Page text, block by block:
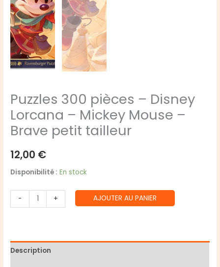
Puzzles 300 pièces – Disney
Lorcana – Mickey Mouse –
Brave petit tailleur
12,00 €
Disponibilité : En stock
-
quantité
de
pièces
+ AJOUTER AU PANIER
Description